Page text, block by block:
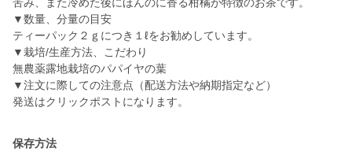
▼数量、分量の目安
ティーパック２ｇにつき１ℓをお勧めしています。
▼栽培/生産方法、こだわり
無農薬露地栽培のパパイヤの葉
▼注文に際しての注意点（配送方法や納期指定など）
発送はクリックポストになります。
保存方法